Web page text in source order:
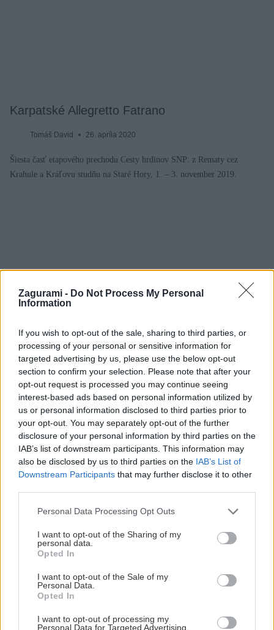
Zagurami - Do Not Process My Personal
Information
If you wish to opt-out of the sale, sharing to third parties, or
processing of your personal or sensitive information for
targeted advertising by us, please use the below opt-out
section to confirm your selection. Please note that after your
opt-out request is processed you may continue seeing
interest-based ads based on personal information utilized by
us or personal information disclosed to third parties prior to
your opt-out. You may separately opt-out of the further
disclosure of your personal information by third parties on the
IAB’s list of downstream participants. This information may
also be disclosed by us to third parties on the IAB’s List of
Downstream Participants that may further disclose it to other
Personal Data Processing Opt Outs
I want to opt-out of the Sharing of my
personal data.
Opted In
I want to opt-out of the Sale of my
Personal Data.
Opted In
I want to opt-out of processing my
Personal Data for Targeted Advertising.
Karpatské Allegretto Fatrano
Tomáš David 26. apríla 2020
Šiesta časť etapového prechodu Cesty hrdinov SNP: z Rematy cez
Krahule a Kráľovu studňu na Staré Hory, 1. – 3. november 2019.
Cesta hrdinov SNP, naša svadobná cesta
Elena 12. augusta 2018
Šesťdesiatnici Julo a Elena sa zoznámili na horách. Zdalo sa im byť